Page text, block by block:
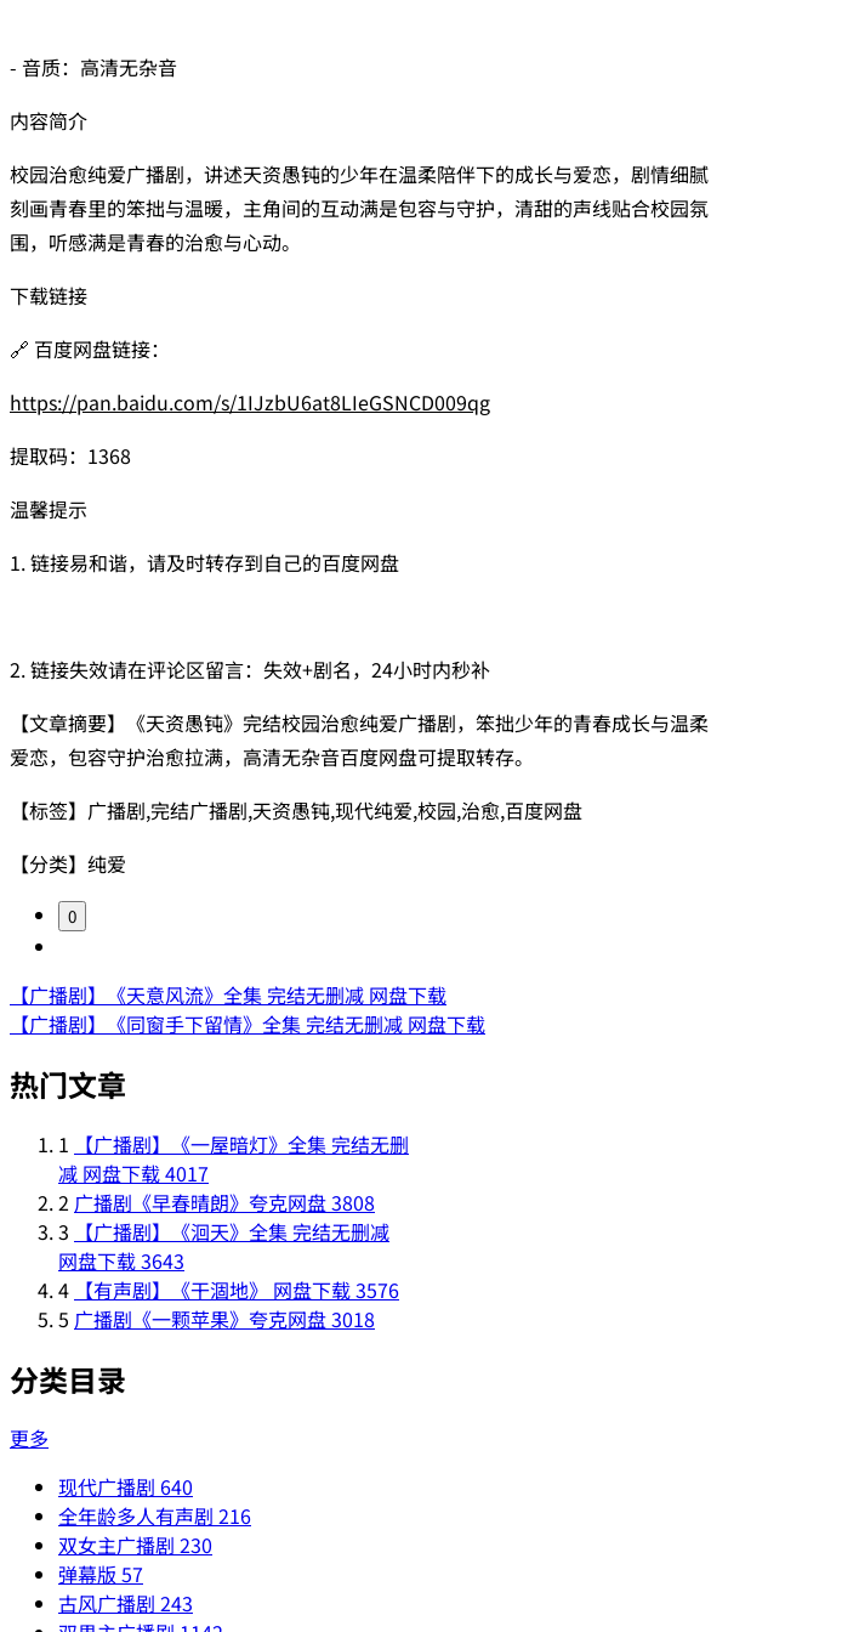
- 音质：高清无杂音
内容简介
校园治愈纯爱广播剧，讲述天资愚钝的少年在温柔陪伴下的成长与爱恋，剧情细腻
刻画青春里的笨拙与温暖，主角间的互动满是包容与守护，清甜的声线贴合校园氛
围，听感满是青春的治愈与心动。
下载链接
🔗 百度网盘链接：
https://pan.baidu.com/s/1IJzbU6at8LIeGSNCD009qg
提取码：1368
温馨提示
1. 链接易和谐，请及时转存到自己的百度网盘
2. 链接失效请在评论区留言：失效+剧名，24小时内秒补
【文章摘要】《天资愚钝》完结校园治愈纯爱广播剧，笨拙少年的青春成长与温柔
爱恋，包容守护治愈拉满，高清无杂音百度网盘可提取转存。
【标签】广播剧,完结广播剧,天资愚钝,现代纯爱,校园,治愈,百度网盘
【分类】纯爱
0
【广播剧】《天意风流》全集 完结无删减 网盘下载
【广播剧】《同窗手下留情》全集 完结无删减 网盘下载
热门文章
1
【广播剧】《一屋暗灯》全集 完结无删
减 网盘下载4017
2 广播剧《早春晴朗》夸克网盘3808
3
【广播剧】《洄天》全集 完结无删减
网盘下载3643
4 【有声剧】《干涸地》 网盘下载3576
5 广播剧《一颗苹果》夸克网盘3018
分类目录
更多
现代广播剧 640
全年龄多人有声剧 216
双女主广播剧 230
弹幕版 57
古风广播剧 243